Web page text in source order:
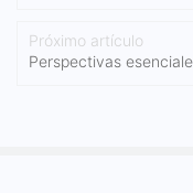
Próximo artículo
Perspectivas